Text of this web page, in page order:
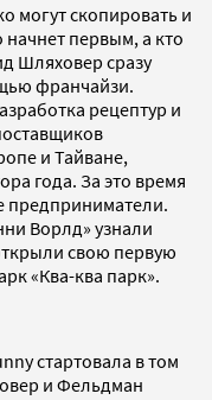
могут скопировать и
первым, а кто
Шляховер сразу
франчайзи.
рецептур и
и Тайване,
года. За это время
предприниматели.
Ворлд» узнали
свою первую
«Ква-ква парк».
стартовала в том
и Фельдман